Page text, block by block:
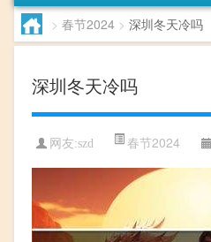
> 春节2024 > 深圳冬天冷吗
深圳冬天冷吗
网友:szd 春节2024